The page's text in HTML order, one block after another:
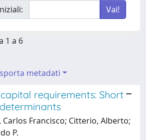
1 a 6
metadati
requirements: Short
Carlos Francisco; Citterio, Alberto;
P.